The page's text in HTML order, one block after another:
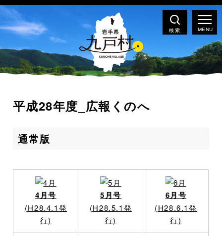
検索
平成28年度_広報くのへ
通常版
4月号
(H28.4.1発
行)
5月号
(H28.5.1発
行)
6月号
(H28.6.1発
行)